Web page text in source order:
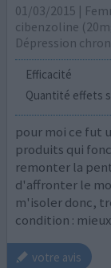
01/03/2015 |
cibenzoline
Dépression
Efficacité
Quantité effets
pour moi ce fut
produits qui
remonter la
d'affronter le
m'isoler donc,
condition :
votre avis